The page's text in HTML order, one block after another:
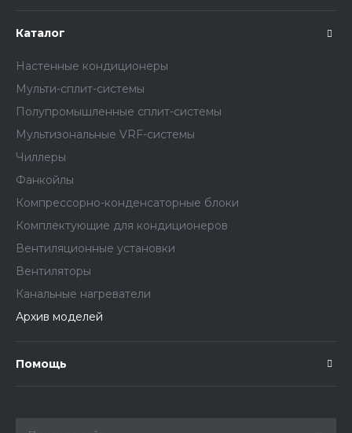
Каталог
Настенные кондиционеры
Мульти-сплит-системы
Полупромышленные сплит-системы
Мультизональные VRF-системы
Чиллеры
Фанкойлы
Компрессорно-конденсаторные блоки
Комплектующие для кондиционеров
Вентиляционные установки
Вентиляторы
Канальные нагреватели
Архив моделей
Помощь